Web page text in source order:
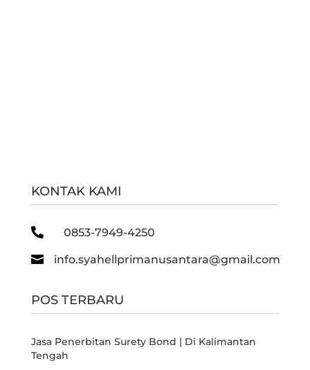
KONTAK KAMI
 0853-7949-4250
 info.syahellprimanusantara@gmail.com
POS TERBARU
Jasa Penerbitan Surety Bond | Di Kalimantan
Tengah